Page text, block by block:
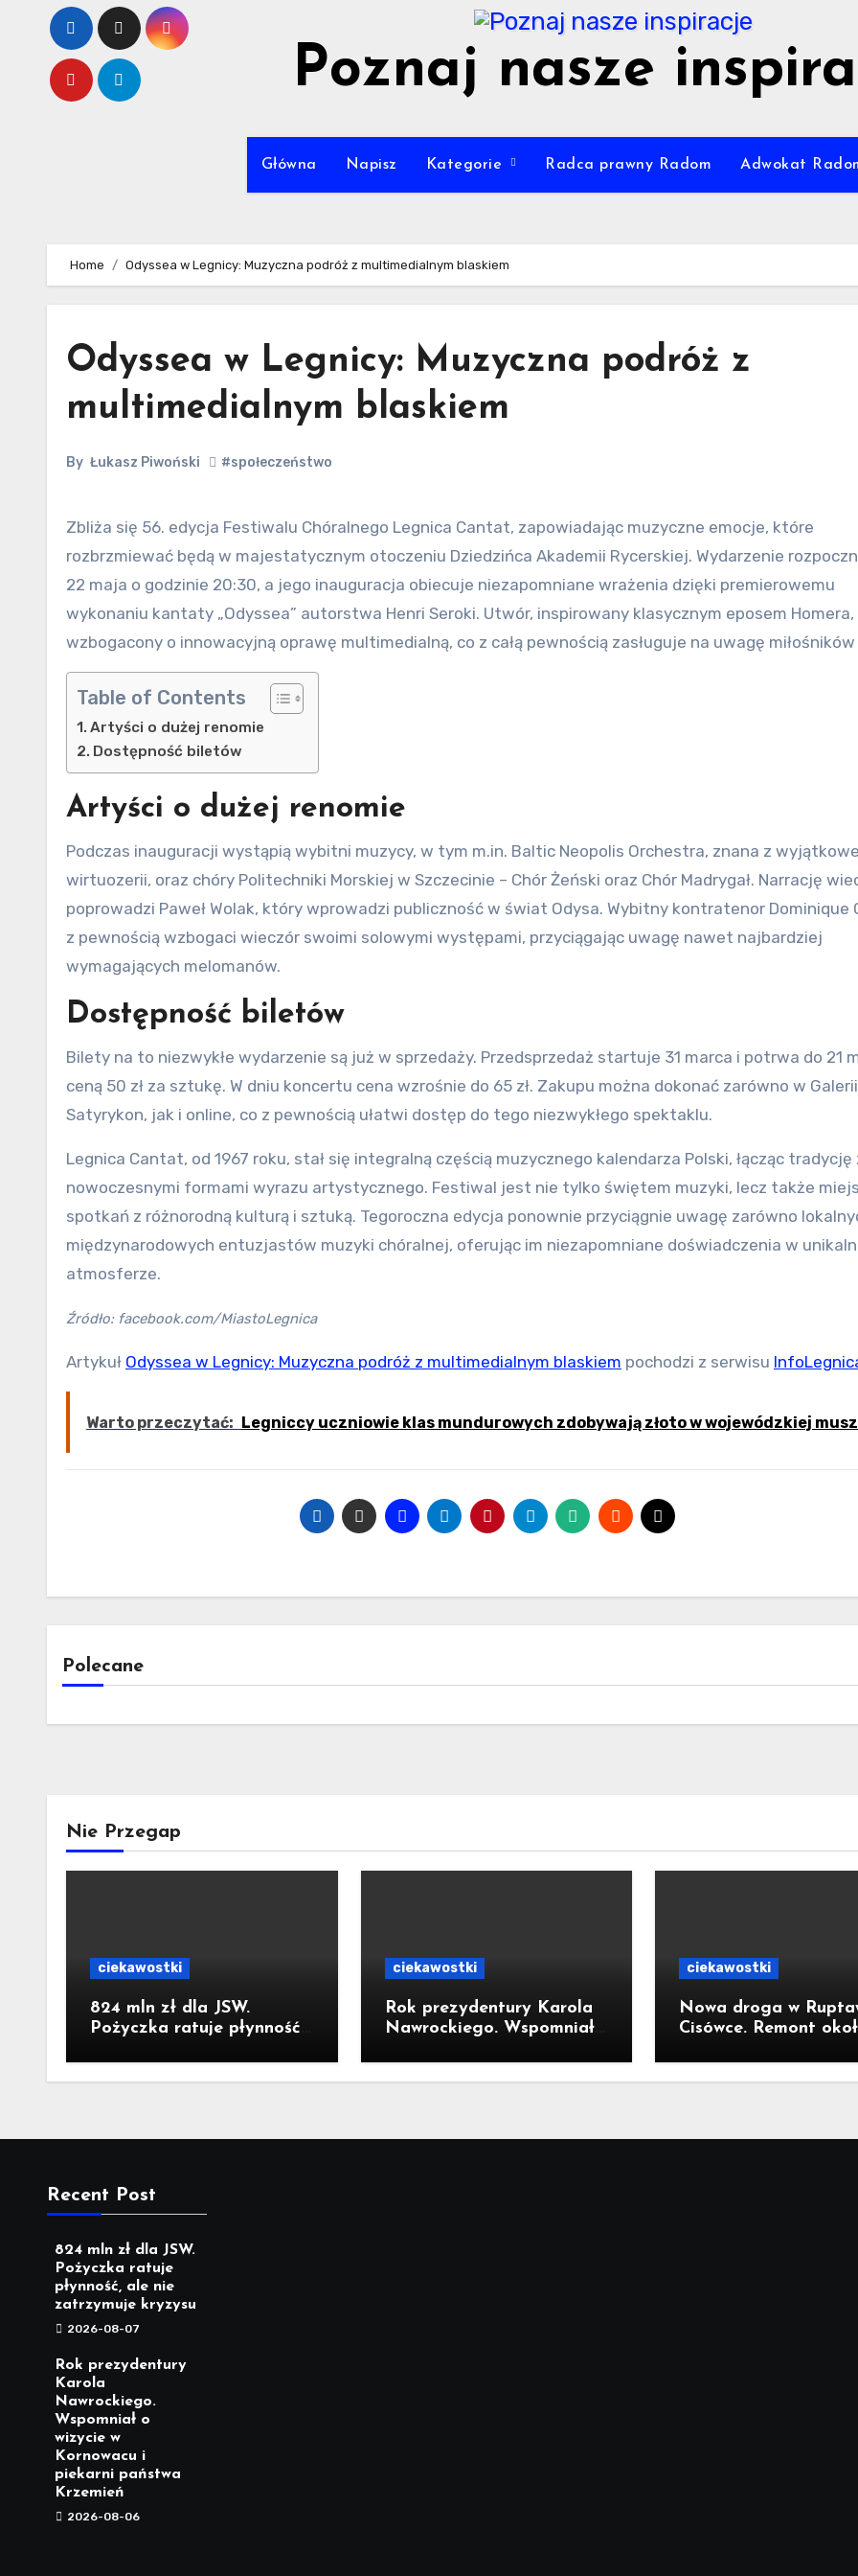
content
Poznaj nasze
Główna Napisz Kategorie Radca prawny Radom Adwokat
Home Odyssea w Legnicy: Muzyczna podróż z multimedialnym blaskiem
Odyssea w Legnicy: Muzyczna podróż z
multimedialnym blaskiem
By Łukasz Piwoński #społeczeństwo
Zbliża się 56. edycja Festiwalu Chóralnego Legnica Cantat, zapowiadając muzyczne emocje, które
rozbrzmiewać będą w majestatycznym otoczeniu Dziedzińca Akademii Rycerskiej. Wydarzenie
22 maja o godzinie 20:30, a jego inauguracja obiecuje niezapomniane wrażenia dzięki premierowemu
wykonaniu kantaty „Odyssea” autorstwa Henri Seroki. Utwór, inspirowany klasycznym eposem Homera,
wzbogacony o innowacyjną oprawę multimedialną, co z całą pewnością zasługuje na uwagę
Table of Contents
Artyści o dużej renomie
Dostępność biletów
Artyści o dużej renomie
Podczas inauguracji wystąpią wybitni muzycy, w tym m.in. Baltic Neopolis Orchestra, znana z
wirtuozerii, oraz chóry Politechniki Morskiej w Szczecinie – Chór Żeński oraz Chór Madrygał. Narrację
poprowadzi Paweł Wolak, który wprowadzi publiczność w świat Odysa. Wybitny kontratenor Dominique
z pewnością wzbogaci wieczór swoimi solowymi występami, przyciągając uwagę nawet najbardziej
wymagających melomanów.
Dostępność biletów
Bilety na to niezwykłe wydarzenie są już w sprzedaży. Przedsprzedaż startuje 31 marca i potrwa do 21
ceną 50 zł za sztukę. W dniu koncertu cena wzrośnie do 65 zł. Zakupu można dokonać zarówno w Galerii
Satyrykon, jak i online, co z pewnością ułatwi dostęp do tego niezwykłego spektaklu.
Legnica Cantat, od 1967 roku, stał się integralną częścią muzycznego kalendarza Polski, łącząc tradycję
nowoczesnymi formami wyrazu artystycznego. Festiwal jest nie tylko świętem muzyki, lecz także
spotkań z różnorodną kulturą i sztuką. Tegoroczna edycja ponownie przyciągnie uwagę zarówno
międzynarodowych entuzjastów muzyki chóralnej, oferując im niezapomniane doświadczenia w
atmosferze.
Źródło: facebook.com/MiastoLegnica
Artykuł Odyssea w Legnicy: Muzyczna podróż z multimedialnym blaskiem pochodzi z serwisu
Warto przeczytać: Legniccy uczniowie klas mundurowych zdobywają złoto w wojewódzkiej
Polecane
Nie Przegap
ciekawostki
824 mln zł dla JSW.
Pożyczka ratuje płynność,
ciekawostki
Rok prezydentury Karola
Nawrockiego. Wspomniał
piekarni państwa
ciekawostki
Nowa droga w
Cisówce. Remont
Traugutta kosztował
Recent Post
824 mln zł dla JSW.
Pożyczka ratuje
płynność, ale nie
zatrzymuje kryzysu
2026-08-07
Rok prezydentury
Karola
Nawrockiego.
Wspomniał o
wizycie w
Kornowacu i
piekarni państwa
Krzemień
2026-08-06